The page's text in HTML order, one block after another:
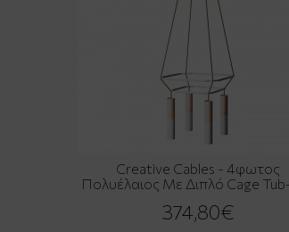
Creative Cables - 4φωτος
Πολυέλαιος Με Διπλό Cage
374,80€